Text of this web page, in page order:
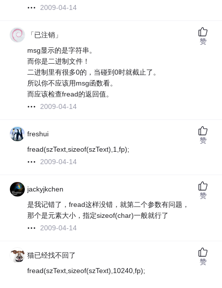
2009-04-14
「已注销」
msg显示的是字符串。
而你是二进制文件！
二进制里有很多0的，当碰到0时就截止了。
所以你不应该用msg函数看。
而应该检查fread的返回值。
2009-04-14
赞
freshui
fread(szText,sizeof(szText),1,fp);
2009-04-14
赞
jackyjkchen
是我记错了，fread这样没错，就第二个参数有问题，
那个是元素大小，指定sizeof(char)一般就行了
2009-04-14
赞
猫已经找不回了
fread(szText,sizeof(szText),10240,fp);
赞